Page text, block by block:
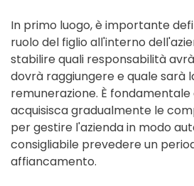
In primo luogo, è importante
ruolo del figlio all'interno
stabilire quali responsabilità
dovrà raggiungere e quale sarà
remunerazione. È fondamentale
acquisisca gradualmente le
per gestire l'azienda in modo
consigliabile prevedere un
affiancamento.